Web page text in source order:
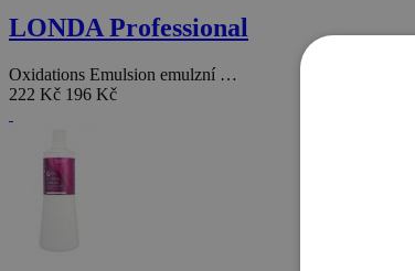
LONDA Professional
Oxidations Emulsion emulzní …
222 Kč 196 Kč